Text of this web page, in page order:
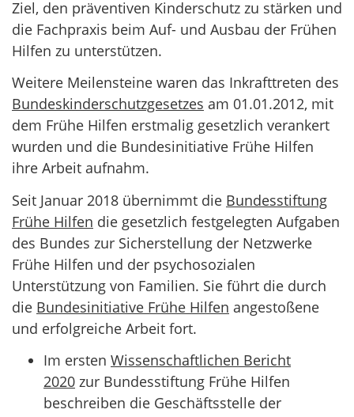
Ziel, den präventiven Kinderschutz zu stärken und
die Fachpraxis beim Auf- und Ausbau der Frühen
Hilfen zu unterstützen.
Weitere Meilensteine waren das Inkrafttreten des
Bundeskinderschutzgesetzes am 01.01.2012, mit
dem Frühe Hilfen erstmalig gesetzlich verankert
wurden und die Bundesinitiative Frühe Hilfen
ihre Arbeit aufnahm.
Seit Januar 2018 übernimmt die Bundesstiftung
Frühe Hilfen die gesetzlich festgelegten Aufgaben
des Bundes zur Sicherstellung der Netzwerke
Frühe Hilfen und der psychosozialen
Unterstützung von Familien. Sie führt die durch
die Bundesinitiative Frühe Hilfen angestoßene
und erfolgreiche Arbeit fort.
Im ersten Wissenschaftlichen Bericht
2020 zur Bundesstiftung Frühe Hilfen
beschreiben die Geschäftsstelle der